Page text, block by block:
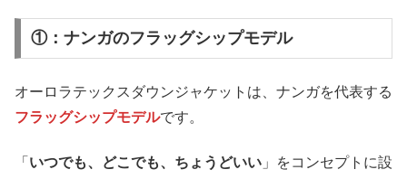
①：ナンガのフラッグシップモデル
オーロラテックスダウンジャケットは、ナンガを代表する
フラッグシップモデルです。
「 いつでも、どこでも、ちょうどいい 」をコンセプトに設